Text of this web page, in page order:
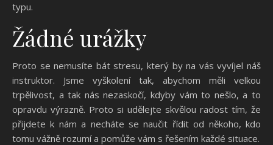
typu.
Žádné urážky
Proto se nemusíte bát stresu, který by na vás vyvíjel náš
instruktor. Jsme vyškolení tak, abychom měli velkou
trpělivost, a tak nás nezaskočí, kdyby vám to nešlo, a to
opravdu výrazně. Proto si udělejte skvělou radost tím, že
přijdete k nám a necháte se naučit řídit od někoho, kdo
tomu vážně rozumí a pomůže vám s řešením každé situace.